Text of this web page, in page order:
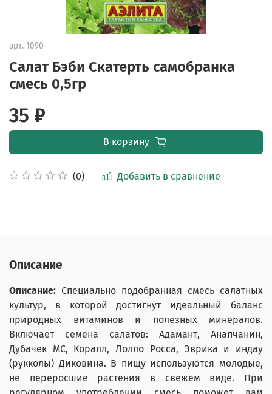
арт. 1090
Салат Бэби Скатерть самобранка
смесь 0,5гр
(0) Добавить в сравнение
35 ₽
В корзину
Описание
Описание: Специально подобранная смесь салатных
культур, в которой достигнут идеальный баланс
природных витаминов и полезных минералов.
Включает семена салатов: Адамант, Анапчанин,
Дубачек МС, Коралл, Лолло Росса, Эврика и индау
(рукколы) Диковина. В пищу используются молодые,
не переросшие растения в свежем виде. При